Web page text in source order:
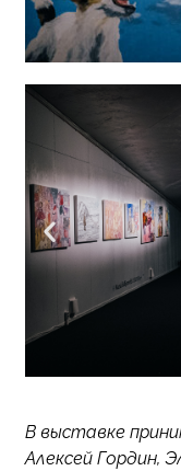
В выставке
Алексей Гордин,